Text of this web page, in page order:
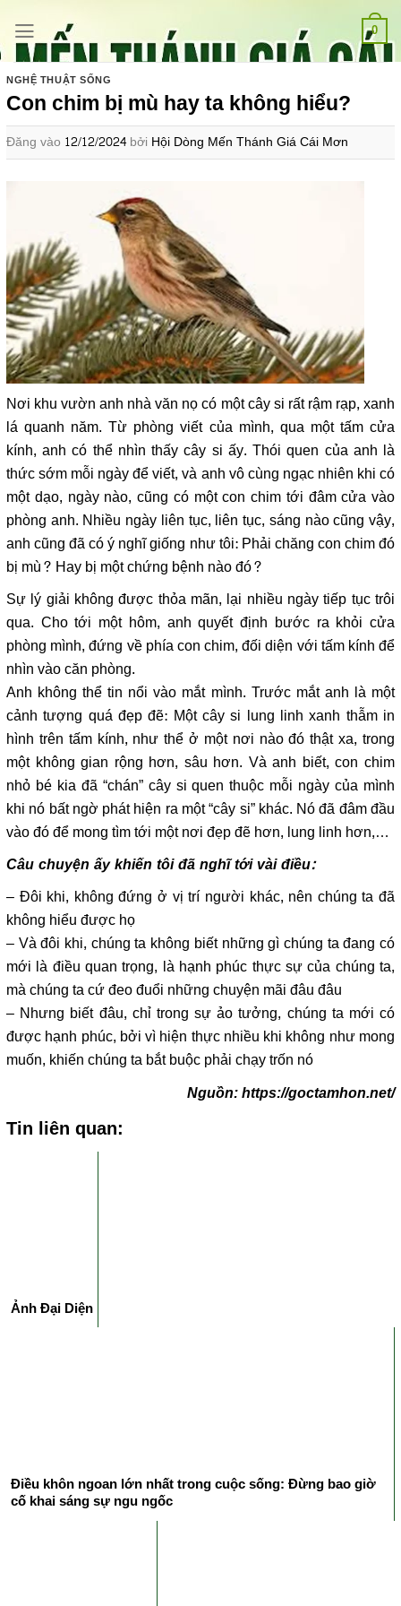
qua
nội
dung
0
NGHỆ THUẬT SỐNG
Con chim bị mù hay ta không hiểu?
Đăng vào 12/12/2024 bởi Hội Dòng Mến Thánh Giá Cái Mơn
Nơi khu vườn anh nhà văn nọ có một cây si rất rậm rạp, xanh
lá quanh năm. Từ phòng viết của mình, qua một tấm cửa
kính, anh có thể nhìn thấy cây si ấy. Thói quen của anh là
thức sớm mỗi ngày để viết, và anh vô cùng ngạc nhiên khi có
một dạo, ngày nào, cũng có một con chim tới đâm cửa vào
phòng anh. Nhiều ngày liên tục, liên tục, sáng nào cũng vậy,
anh cũng đã có ý nghĩ giống như tôi: Phải chăng con chim đó
bị mù? Hay bị một chứng bệnh nào đó?
Sự lý giải không được thỏa mãn, lại nhiều ngày tiếp tục trôi
qua. Cho tới một hôm, anh quyết định bước ra khỏi cửa
phòng mình, đứng về phía con chim, đối diện với tấm kính để
nhìn vào căn phòng.
Anh không thể tin nổi vào mắt mình. Trước mắt anh là một
cảnh tượng quá đẹp đẽ: Một cây si lung linh xanh thẫm in
hình trên tấm kính, như thể ở một nơi nào đó thật xa, trong
một không gian rộng hơn, sâu hơn. Và anh biết, con chim
nhỏ bé kia đã “chán” cây si quen thuộc mỗi ngày của mình
khi nó bất ngờ phát hiện ra một “cây si” khác. Nó đã đâm đầu
vào đó để mong tìm tới một nơi đẹp đẽ hơn, lung linh hơn,…
Câu chuyện ấy khiến tôi đã nghĩ tới vài điều:
– Đôi khi, không đứng ở vị trí người khác, nên chúng ta đã
không hiểu được họ
– Và đôi khi, chúng ta không biết những gì chúng ta đang có
mới là điều quan trọng, là hạnh phúc thực sự của chúng ta,
mà chúng ta cứ đeo đuổi những chuyện mãi đâu đâu
– Nhưng biết đâu, chỉ trong sự ảo tưởng, chúng ta mới có
được hạnh phúc, bởi vì hiện thực nhiều khi không như mong
muốn, khiến chúng ta bắt buộc phải chạy trốn nó
Nguồn: https://goctamhon.net/
Tin liên quan:
Ảnh Đại Diện
Điều khôn ngoan lớn nhất trong cuộc sống: Đừng bao giờ
cố khai sáng sự ngu ngốc